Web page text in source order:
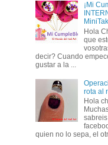
¡Mi
Hola
que
decir? Cuando
gustar a la ...
rota al
Hola
quien no lo sepa, el